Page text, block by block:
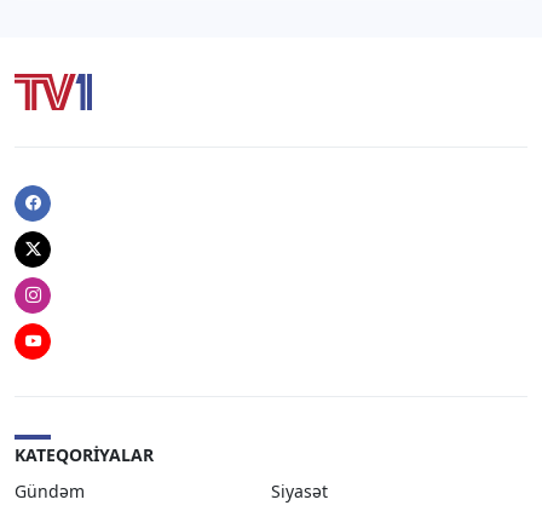
Facebook
Twitter
Instagram
Youtube
KATEQORIYALAR
Gündəm
Siyasət